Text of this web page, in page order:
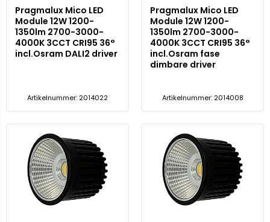
Pragmalux Mico LED
Module 12W 1200-
1350lm 2700-3000-
4000K 3CCT CRI95 36°
incl.Osram DALI2 driver
Artikelnummer: 2014022
Pragmalux Mico LED
Module 12W 1200-
1350lm 2700-3000-
4000K 3CCT CRI95 36°
incl.Osram fase
dimbare driver
Artikelnummer: 2014008